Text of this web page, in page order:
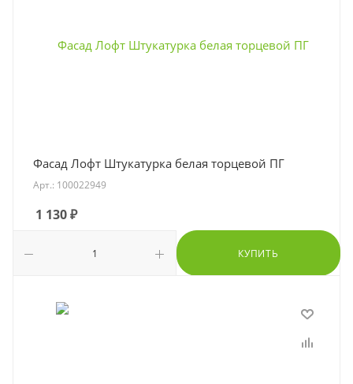
Фасад Лофт Штукатурка белая торцевой ПГ
Арт.: 100022949
1 130₽
КУПИТЬ